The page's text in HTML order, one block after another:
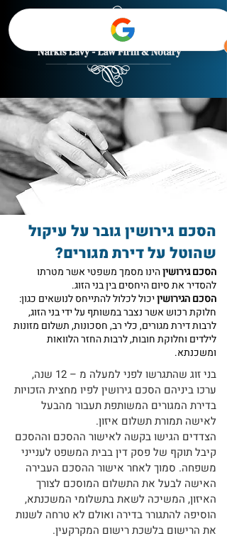
הסכם גירושין גובר על עיקול
שהוטל על דירת מגורים?
הסכם גירושיןהינו מסמך משפטי אשר מטרתו
להסדיר את סיום היחסים בין בני הזוג.
הסכם הגירושיןיכול לכלול להתייחס לנושאים כגון:
חלוקת רכוש אשר נצבר במשותף על ידי בני הזוג,
לרבות דירת מגורים, כלי רב, חסכונות, תשלום מזונות
לילדים וחלוקת חובות, לרבות החזר הלוואות
ומשכנתא.
בני זוג שהתגרשו לפני למעלה מ – 12 שנה,
ערכו ביניהם הסכם גירושין לפיו מחצית הזכויות
בדירת המגורים המשותפת תעבור מהבעל
לאישה תמורת תשלום איזון.
הצדדים הגישו בקשה לאישור ההסכם וההסכם
קיבל תוקף של פסק דין בבית המשפט לענייני
משפחה. סמוך לאחר אישור ההסכם העבירה
האישה לבעל את התשלום המוסכם לצורך
האיזון, המשיכה לשאת בתשלומי המשכנתא,
הוסיפה להתגורר בדירה ואולם לא טרחה לשנות
את הרישום בלשכת רישום המקרקעין.